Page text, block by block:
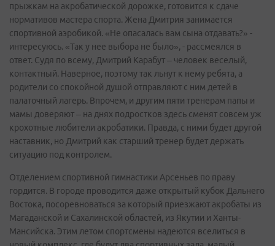
прыжкам на акробатической дорожке, готовится к сдаче
нормативов мастера спорта. Жена Дмитрия занимается
спортивной аэробикой. «Не опасалась вам сына отдавать?» -
интересуюсь. «Так у нее выбора не было», - рассмеялся в
ответ. Судя по всему, Дмитрий Карабут – человек веселый,
контактный. Наверное, поэтому так льнут к нему ребята, а
родители со спокойной душой отправляют с ним детей в
палаточный лагерь. Впрочем, и другим пяти тренерам папы и
мамы доверяют – на днях подростков здесь сменят совсем уж
крохотные любители акробатики. Правда, с ними будет другой
наставник, но Дмитрий как старший тренер будет держать
ситуацию под контролем.
Отделением спортивной гимнастики Арсеньев по праву
гордится. В городе проводится даже открытый кубок Дальнего
Востока, посоревноваться за который приезжают акробаты из
Магаданской и Сахалинской областей, из Якутии и Ханты-
Мансийска. Этим летом спортсмены надеются вселиться в